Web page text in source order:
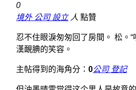
0
境外 公司 設立人 點贊
忍不住眼淚匆匆回了房間。 松。“
漢靦腆的笑容。
主帖得到的海角分： 0公司 登記